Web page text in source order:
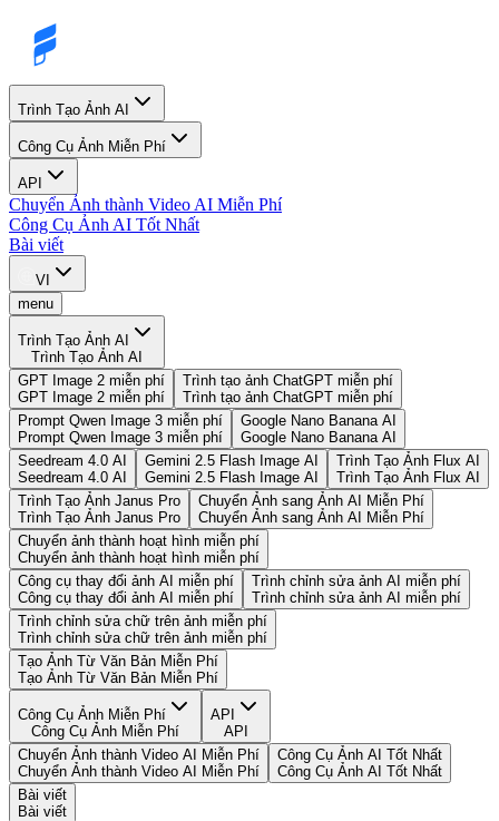
Trình Tạo Ảnh AI
Công Cụ Ảnh Miễn Phí
API
Chuyển Ảnh thành Video AI Miễn Phí
Công Cụ Ảnh AI Tốt Nhất
Bài viết
VI
menu
Trình Tạo Ảnh AI
Trình Tạo Ảnh AI
GPT Image 2 miễn phí
GPT Image 2 miễn phí
Trình tạo ảnh ChatGPT miễn phí
Trình tạo ảnh ChatGPT miễn phí
Prompt Qwen Image 3 miễn phí
Prompt Qwen Image 3 miễn phí
Google Nano Banana AI
Google Nano Banana AI
Seedream 4.0 AI
Seedream 4.0 AI
Gemini 2.5 Flash Image AI
Gemini 2.5 Flash Image AI
Trình Tạo Ảnh Flux AI
Trình Tạo Ảnh Flux AI
Trình Tạo Ảnh Janus Pro
Trình Tạo Ảnh Janus Pro
Chuyển Ảnh sang Ảnh AI Miễn Phí
Chuyển Ảnh sang Ảnh AI Miễn Phí
Chuyển ảnh thành hoạt hình miễn phí
Chuyển ảnh thành hoạt hình miễn phí
Công cụ thay đổi ảnh AI miễn phí
Công cụ thay đổi ảnh AI miễn phí
Trình chỉnh sửa ảnh AI miễn phí
Trình chỉnh sửa ảnh AI miễn phí
Trình chỉnh sửa chữ trên ảnh miễn phí
Trình chỉnh sửa chữ trên ảnh miễn phí
Tạo Ảnh Từ Văn Bản Miễn Phí
Tạo Ảnh Từ Văn Bản Miễn Phí
Công Cụ Ảnh Miễn Phí
Công Cụ Ảnh Miễn Phí
API
API
Chuyển Ảnh thành Video AI Miễn Phí
Chuyển Ảnh thành Video AI Miễn Phí
Công Cụ Ảnh AI Tốt Nhất
Công Cụ Ảnh AI Tốt Nhất
Bài viết
Bài viết